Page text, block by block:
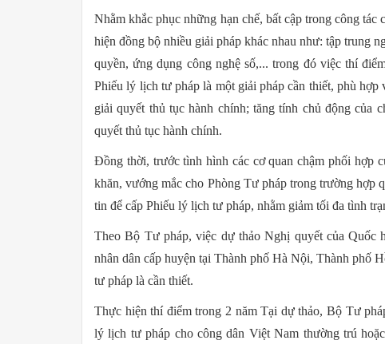
Nhằm khắc phục những hạn chế, bất cập trong công
hiện đồng bộ nhiều giải pháp khác nhau như: tập trung
quyền, ứng dụng công nghệ số,... trong đó việc thí
Phiếu lý lịch tư pháp là một giải pháp cần thiết, phù
giải quyết thủ tục hành chính; tăng tính chủ động của
quyết thủ tục hành chính.
Đồng thời, trước tình hình các cơ quan chậm phối hợp
khăn, vướng mắc cho Phòng Tư pháp trong trường hợp
tin để cấp Phiếu lý lịch tư pháp, nhằm giảm tối đa tình
Theo Bộ Tư pháp, việc dự thảo Nghị quyết của Quốc
nhân dân cấp huyện tại Thành phố Hà Nội, Thành phố
tư pháp là cần thiết.
Thực hiện thí điểm trong 2 năm Tại dự thảo, Bộ Tư
lý lịch tư pháp cho công dân Việt Nam thường trú